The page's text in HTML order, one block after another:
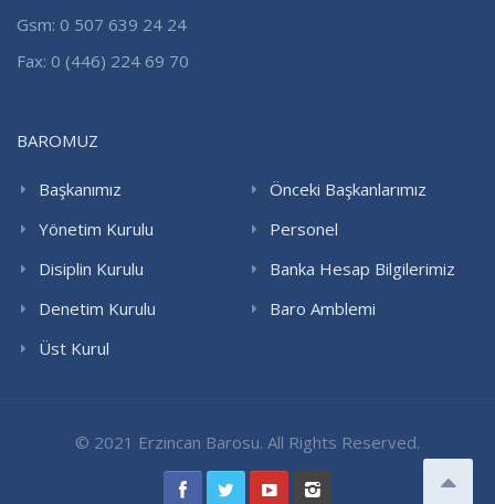
Gsm: 0 507 639 24 24
Fax: 0 (446) 224 69 70
BAROMUZ
Başkanımız
Yönetim Kurulu
Disiplin Kurulu
Denetim Kurulu
Üst Kurul
Önceki Başkanlarımız
Personel
Banka Hesap Bilgilerimiz
Baro Amblemi
© 2021 Erzincan Barosu. All Rights Reserved.